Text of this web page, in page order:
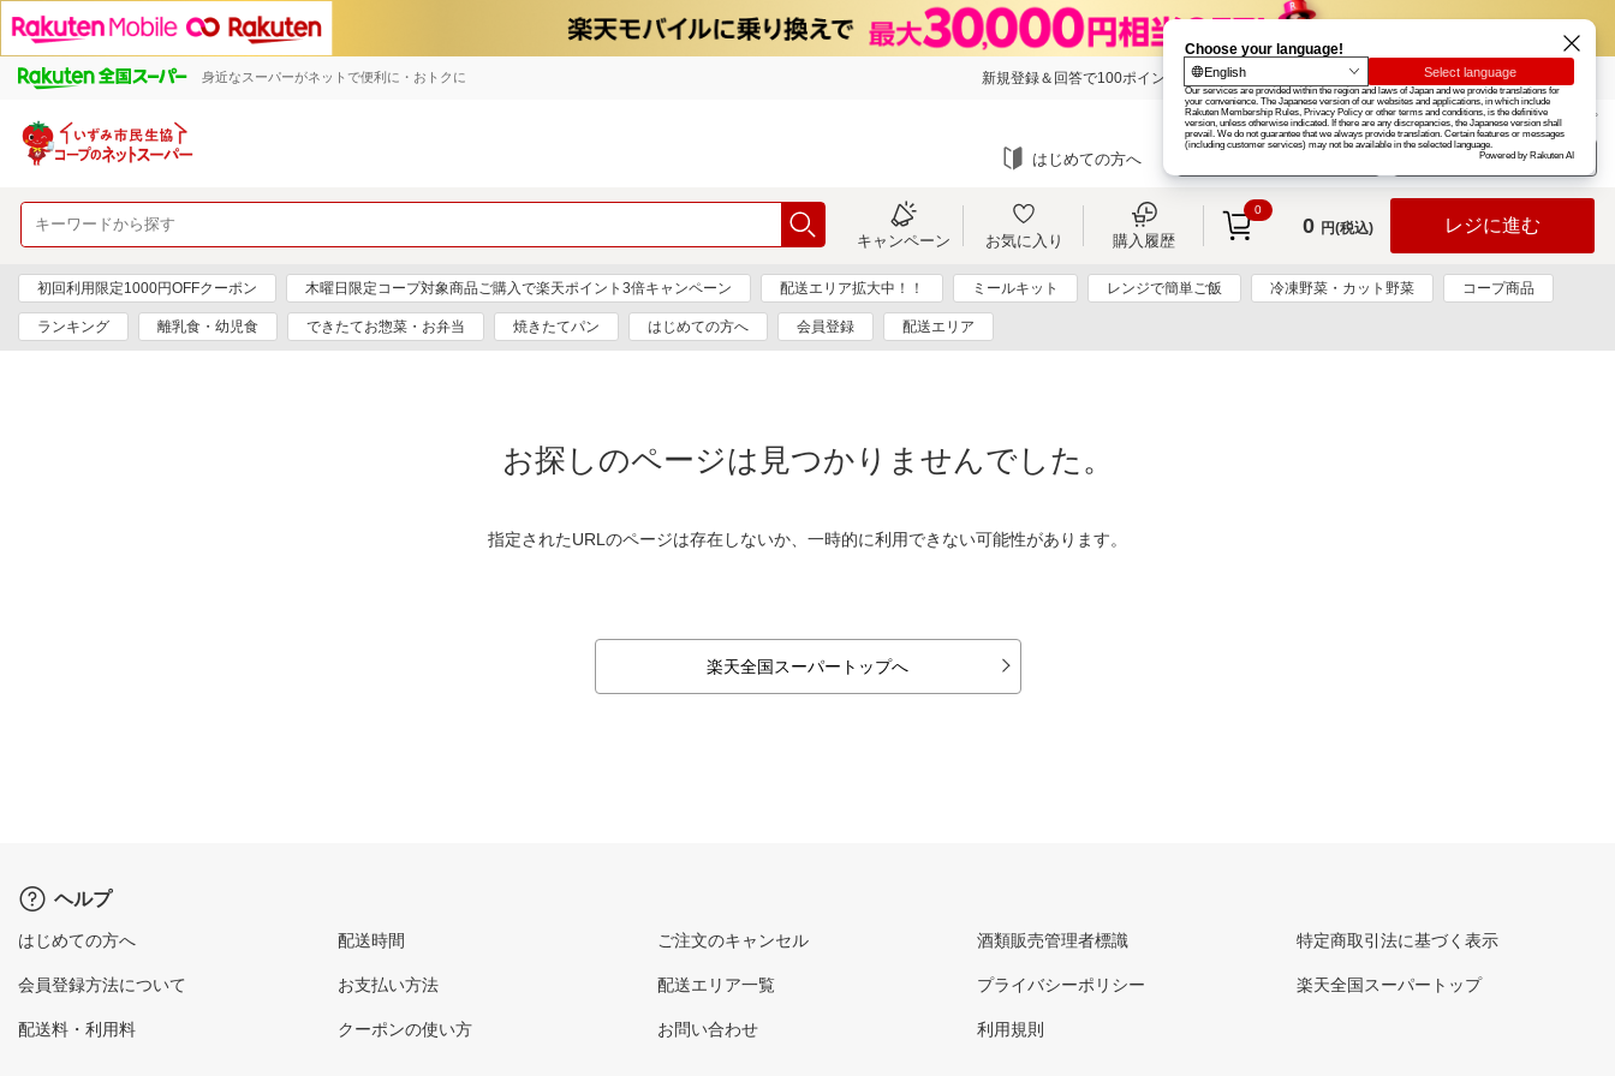
身近なスーパーがネットで便利に・おトクに 新規登録＆回答で100ポイント! 楽天グループ カード
お知らせ ヘルプ
はじめての方へ ログイン
キャンペーン お気に入り 購入履歴
0
0 円(税込) レジに進む
初回利用限定1000円OFFクーポン 木曜日限定コープ対象商品ご購入で楽天ポイント3倍キャンペーン 配送エリア拡大中！！ ミールキット レンジで簡単ご飯 冷凍野菜・カット野菜 コープ商品
ランキング 離乳食・幼児食 できたてお惣菜・お弁当 焼きたてパン はじめての方へ 会員登録 配送エリア
お探しのページは見つかりませんでした。
指定されたURLのページは存在しないか、一時的に利用できない可能性があります。
楽天全国スーパートップへ
ヘルプ
はじめての方へ
会員登録方法について
配送料・利用料
配送時間
お支払い方法
クーポンの使い方
ご注文のキャンセル
配送エリア一覧
お問い合わせ
酒類販売管理者標識
プライバシーポリシー
利用規則
特定商取引法に基づく表示
楽天全国スーパートップ